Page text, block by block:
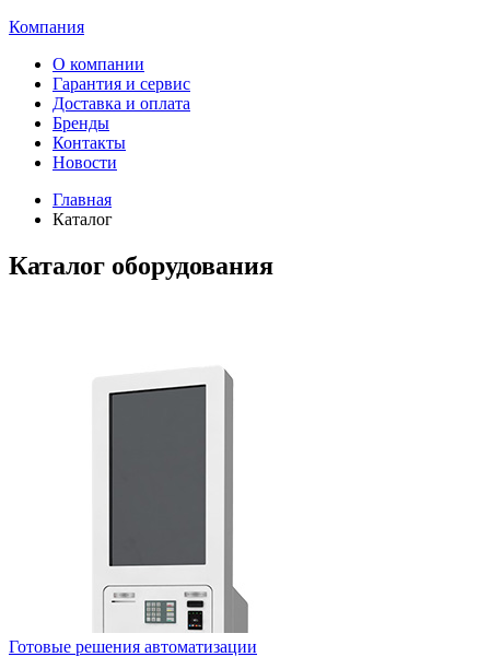
Компания
О компании
Гарантия и сервис
Доставка и оплата
Бренды
Контакты
Новости
Главная
Каталог
Каталог оборудования
Готовые решения автоматизации